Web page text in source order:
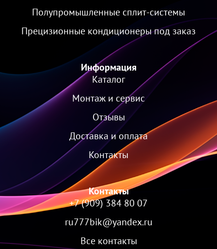
Полупромышленные сплит-системы
Прецизионные кондиционеры под заказ
Информация
Каталог
Монтаж и сервис
Отзывы
Доставка и оплата
Контакты
Контакты
+7 (909) 384 80 07
ru777bik@yandex.ru
Все контакты